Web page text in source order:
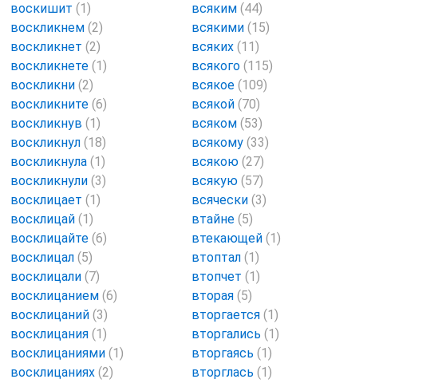
воскишит (1)
воскликнем (2)
воскликнет (2)
воскликнете (1)
воскликни (2)
воскликните (6)
воскликнув (1)
воскликнул (18)
воскликнула (1)
воскликнули (3)
восклицает (1)
восклицай (1)
восклицайте (6)
восклицал (5)
восклицали (7)
восклицанием (6)
восклицаний (3)
восклицания (1)
восклицаниями (1)
восклицаниях (2)
всяким (44)
всякими (15)
всяких (11)
всякого (115)
всякое (109)
всякой (70)
всяком (53)
всякому (33)
всякою (27)
всякую (57)
всячески (3)
втайне (5)
втекающей (1)
втоптал (1)
втопчет (1)
вторая (5)
вторгается (1)
вторгались (1)
вторгаясь (1)
вторглась (1)